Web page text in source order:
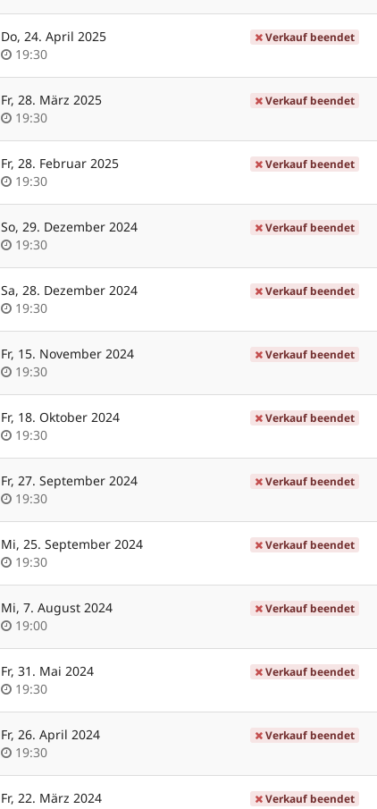
Do, 24. April 2025
Uhrzeit
19:30
Verkauf beendet
Fr, 28. März 2025
Uhrzeit
19:30
Verkauf beendet
Fr, 28. Februar 2025
Uhrzeit
19:30
Verkauf beendet
So, 29. Dezember 2024
Uhrzeit
19:30
Verkauf beendet
Sa, 28. Dezember 2024
Uhrzeit
19:30
Verkauf beendet
Fr, 15. November 2024
Uhrzeit
19:30
Verkauf beendet
Fr, 18. Oktober 2024
Uhrzeit
19:30
Verkauf beendet
Fr, 27. September 2024
Uhrzeit
19:30
Verkauf beendet
Mi, 25. September 2024
Uhrzeit
19:30
Verkauf beendet
Mi, 7. August 2024
Uhrzeit
19:00
Verkauf beendet
Fr, 31. Mai 2024
Uhrzeit
19:30
Verkauf beendet
Fr, 26. April 2024
Uhrzeit
19:30
Verkauf beendet
Fr, 22. März 2024
Verkauf beendet